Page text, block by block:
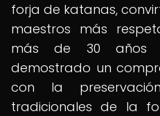
forja de katanas,
maestros más
más de 30 años
demostrado un
con la
tradicionales de la